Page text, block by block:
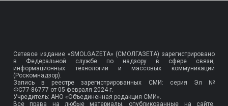
Сетевое издание «SMOLGAZETA» (СМОЛГАЗЕТА) зарегистрировано
в Федеральной службе по надзору в сфере связи,
информационных технологий и массовых коммуникаций
(Роскомнадзор).
Запись в реестре зарегистрированных СМИ: серия Эл №
ФС77-86777 от 05 февраля 2024 г.
Учредитель: АНО «Объединенная редакция СМИ».
Все права на любые материалы, опубликованные на сайте,